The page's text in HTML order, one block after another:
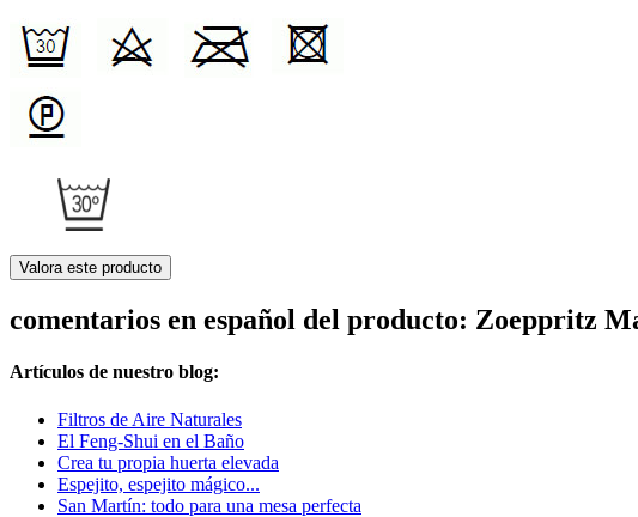
Valora este producto
comentarios en español del producto: Zoeppritz
Artículos de nuestro blog:
Filtros de Aire Naturales
El Feng-Shui en el Baño
Crea tu propia huerta elevada
Espejito, espejito mágico...
San Martín: todo para una mesa perfecta